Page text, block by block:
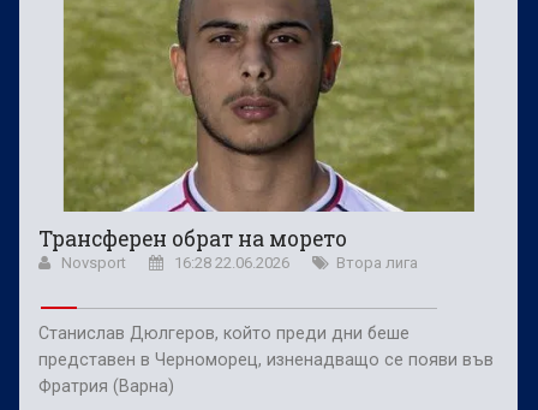
Трансферен обрат на морето
Novsport 16:28 22.06.2026 Втора лига
Станислав Дюлгеров, който преди дни беше
представен в Черноморец, изненадващо се появи във
Фратрия (Варна)